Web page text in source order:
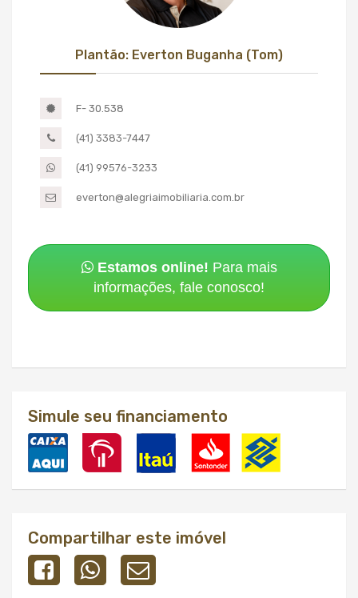
Plantão: Everton Buganha (Tom)
F- 30.538
(41) 3383-7447
(41) 99576-3233
everton@alegriaimobiliaria.com.br
Estamos online! Para mais
informações, fale conosco!
Simule seu financiamento
Compartilhar este imóvel